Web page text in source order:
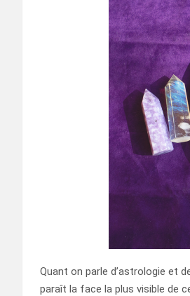
Quant on parle d’astrologie et
paraît la face la plus visible de